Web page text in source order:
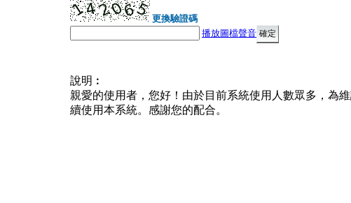
更換驗證碼
播放圖檔聲音
說明︰
親愛的使用者，您好！由於目前系統使用人數眾多，為
續使用本系統。感謝您的配合。